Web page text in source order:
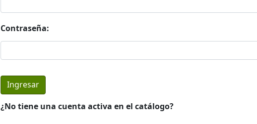
Contraseña:
¿No tiene una cuenta activa en el catálogo?